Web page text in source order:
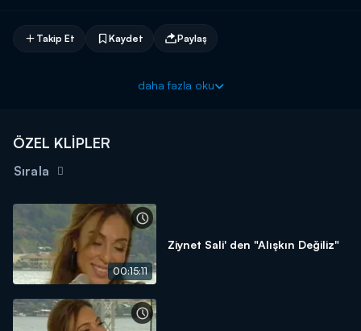
Takip Et Kaydet Paylaş
daha fazla oku
ÖZEL KLİPLER
Sırala
00:15:11
Ziynet Sali' den "Alışkın Değiliz"